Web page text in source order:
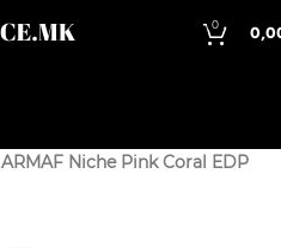
0
ARMAF Niche Pink Coral EDP